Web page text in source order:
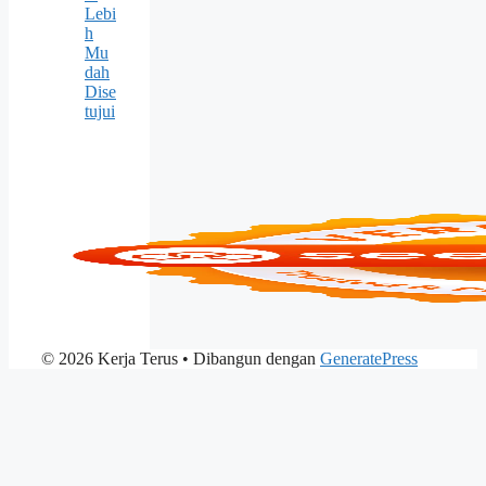
Lebi
h
Mu
dah
Dise
tujui
© 2026 Kerja Terus • Dibangun dengan GeneratePress